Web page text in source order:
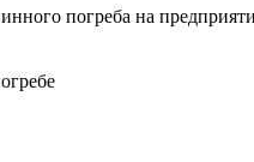
погреба на